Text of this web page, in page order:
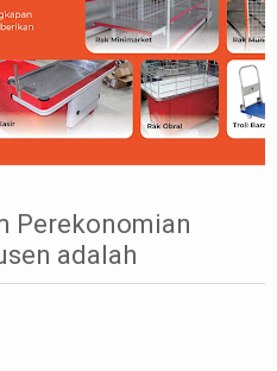
bagi Produsen adalah
Perekonomian
adalah